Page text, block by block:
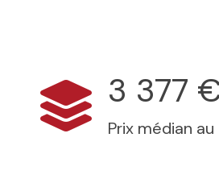
3 377
Prix médian